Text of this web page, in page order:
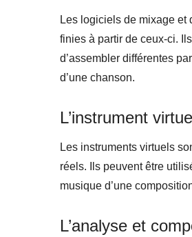
Les logiciels de mixage et
finies à partir de ceux-ci.
d’assembler différentes
d’une chanson.
L’instrument
Les instruments virtuels
réels. Ils peuvent être
musique d’une
L’analyse et